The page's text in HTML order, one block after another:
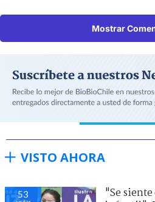
Mostrar
VISTO AHORA
53
"Se